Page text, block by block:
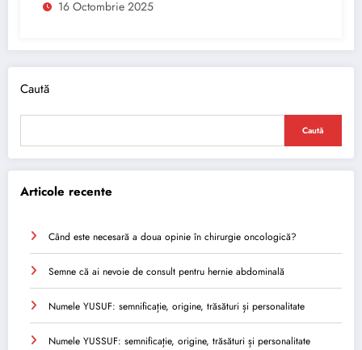
16 Octombrie 2025
Caută
Caută
Articole recente
Când este necesară a doua opinie în chirurgie oncologică?
Semne că ai nevoie de consult pentru hernie abdominală
Numele YUSUF: semnificație, origine, trăsături și personalitate
Numele YUSSUF: semnificație, origine, trăsături și personalitate